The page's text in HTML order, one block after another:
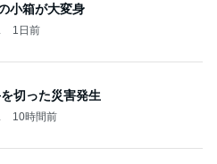
小箱が大変身
1日前
切った災害発生
10時間前